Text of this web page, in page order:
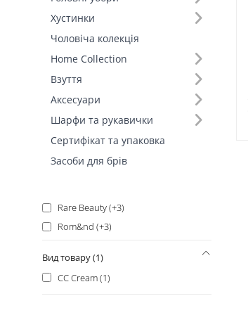
Хустинки
Чоловіча колекція
Home Collection
Взуття
Аксесуари
Шарфи та рукавички
Сертифікат та упаковка
Засоби для брів
Charlotte Tilbury (+13)
Paese (+13)
Erborian (+12)
L'OCEAN (+4)
Isadora (+3)
Rare Beauty (+3)
Rom&nd (+3)
Dior (+2)
Fraijour (+2)
Вид товару (1)
CC Cream (1)